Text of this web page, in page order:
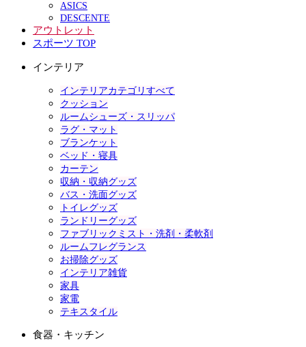
ASICS
DESCENTE
アウトレット
スポーツ TOP
インテリア
インテリアカテゴリすべて
クッション
ルームシューズ・スリッパ
ラグ・マット
ブランケット
ベッド・寝具
カーテン
収納・収納グッズ
バス・洗面グッズ
トイレグッズ
ランドリーグッズ
ファブリックミスト・洗剤・柔軟剤
ルームフレグランス
お掃除グッズ
インテリア雑貨
家具
家電
テキスタイル
食器・キッチン